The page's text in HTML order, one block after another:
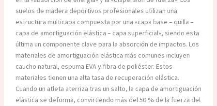
suelos de madera deportivos profesionales utilizan una
estructura multicapa compuesta por una «capa base – quilla –
capa de amortiguación elástica – capa superficial», siendo esta
última un componente clave para la absorción de impactos. Los
materiales de amortiguación elástica más comunes incluyen
caucho natural, espuma EVA y fibra de poliéster. Estos
materiales tienen una alta tasa de recuperación elástica.
Cuando un atleta aterriza tras un salto, la capa de amortiguación
elástica se deforma, convirtiendo más del 50 % de la fuerza del